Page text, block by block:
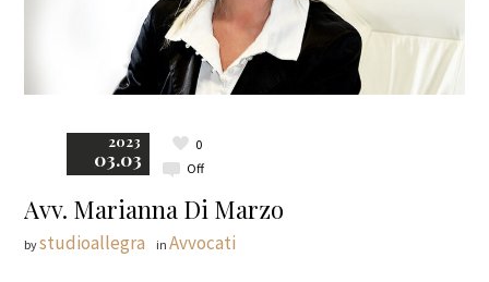
2023
03.03 Off
0
Avv. Marianna Di Marzo
bystudioallegra inAvvocati